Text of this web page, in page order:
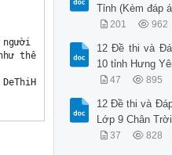
Tỉnh (Kèm đáp
201 962
12 Đề thi và
10 tỉnh Hưng
47 895
12 Đề thi và
Lớp 9 Chân
37 828